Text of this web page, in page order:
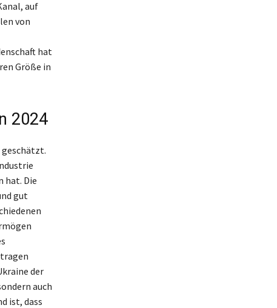
auf
von
hat
Größe in
2024
geschätzt.
hat. Die
gut
der
auch
ist, dass